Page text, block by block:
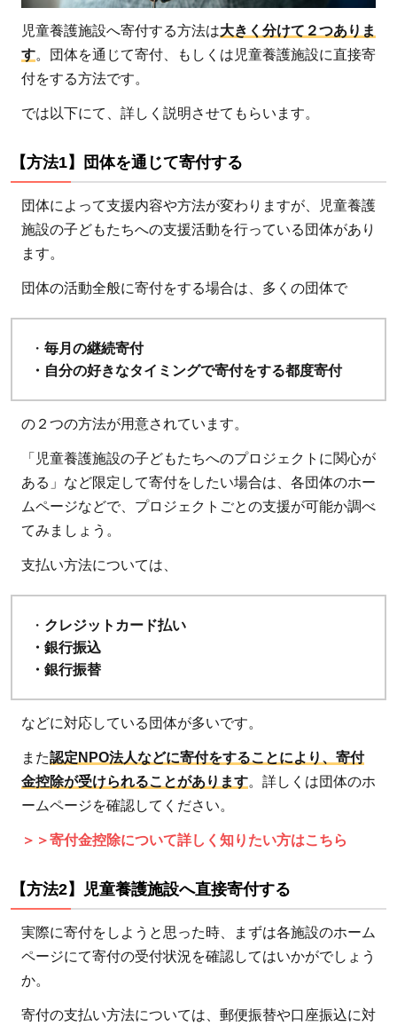
児童養護施設へ寄付する方法は大きく分けて２つありま
す。団体を通じて寄付、もしくは児童養護施設に直接寄
付をする方法です。
では以下にて、詳しく説明させてもらいます。
【方法1】団体を通じて寄付する
団体によって支援内容や方法が変わりますが、児童養護
施設の子どもたちへの支援活動を行っている団体があり
ます。
団体の活動全般に寄付をする場合は、多くの団体で
・ 毎月の継続寄付
・自分の好きなタイミングで寄付をする都度寄付
の２つの方法が用意されています。
「児童養護施設の子どもたちへのプロジェクトに関心が
ある」など限定して寄付をしたい場合は、各団体のホー
ムページなどで、プロジェクトごとの支援が可能か調べ
てみましょう。
支払い方法については、
・ クレジットカード払い
・銀行振込
・銀行振替
などに対応している団体が多いです。
また認定NPO法人などに寄付をすることにより、寄付
金控除が受けられることがあります。詳しくは団体のホ
ームページを確認してください。
＞＞寄付金控除について詳しく知りたい方はこちら
【方法2】児童養護施設へ直接寄付する
実際に寄付をしようと思った時、まずは各施設のホーム
ページにて寄付の受付状況を確認してはいかがでしょう
か。
寄付の支払い方法については、郵便振替や口座振込に対